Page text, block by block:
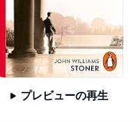
プレビューの再生